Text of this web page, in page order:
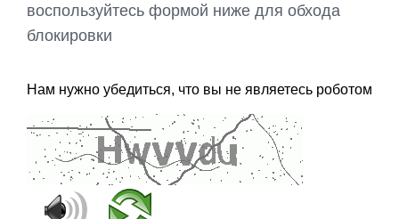
воспользуйтесь формой ниже для обхода
блокировки
Нам нужно убедиться, что вы не являетесь роботом